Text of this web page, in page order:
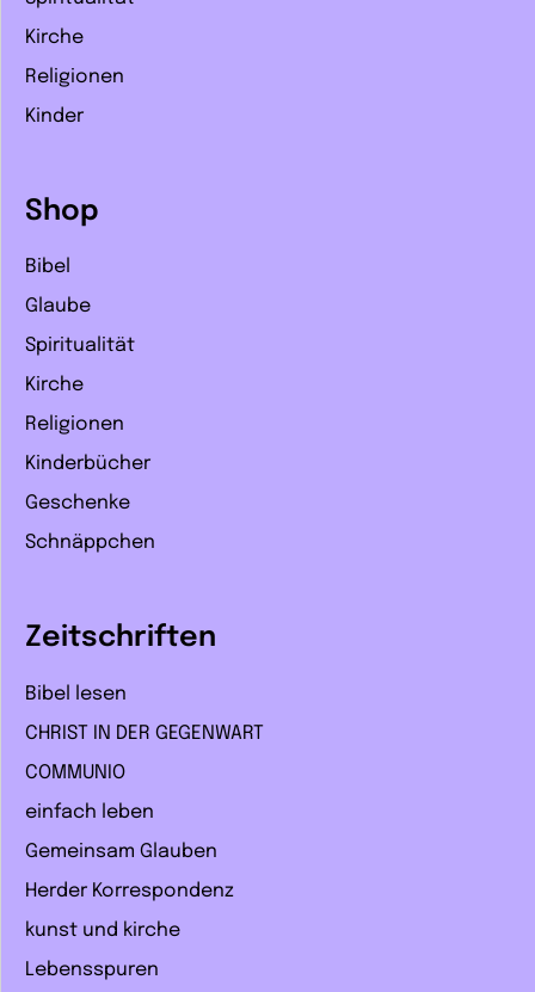
Kirche
Religionen
Kinder
Shop
Bibel
Glaube
Spiritualität
Kirche
Religionen
Kinderbücher
Geschenke
Schnäppchen
Zeitschriften
Bibel lesen
CHRIST IN DER GEGENWART
COMMUNIO
einfach leben
Gemeinsam Glauben
Herder Korrespondenz
kunst und kirche
Lebensspuren